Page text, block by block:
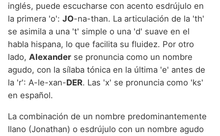
inglés, puede escucharse con acento esdrújulo en
la primera 'o': JO-na-than. La articulación de la 'th'
se asimila a una 't' simple o una 'd' suave en el
habla hispana, lo que facilita su fluidez. Por otro
lado, Alexander se pronuncia como un nombre
agudo, con la sílaba tónica en la última 'e' antes de
la 'r': A-le-xan-DER. Las 'x' se pronuncia como 'ks'
en español.
La combinación de un nombre predominantemente
llano (Jonathan) o esdrújulo con un nombre agudo